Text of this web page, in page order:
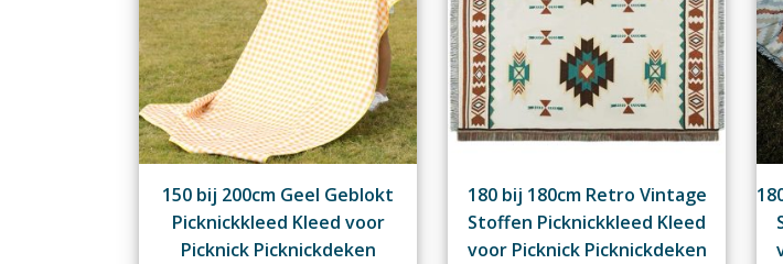
150 bij 200cm Geel Geblokt
Picknickkleed Kleed voor
Picknick Picknickdeken
180 bij 180cm Retro Vintage
Stoffen Picknickkleed Kleed
voor Picknick Picknickdeken